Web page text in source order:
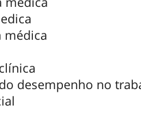
médica
desempenho no